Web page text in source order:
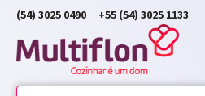
(54) 3025 0490 +55 (54) 3025 1133